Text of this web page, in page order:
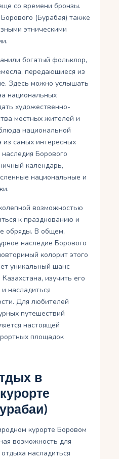
со времени бронзы.
(Бурабая) также
этническими
богатый фольклор,
передающиеся из
Здесь можно услышать
национальных
художественно-
местных жителей и
национальной
из самых интересных
наследия Борового
календарь,
национальные и
возможностью
к празднованию и
обряды. В общем,
наследие Борового
колорит этого
уникальный шанс
изучить его
насладиться
Для любителей
путешествий
настоящей
площадок
в
курорте Боровом
возможность для
насладиться